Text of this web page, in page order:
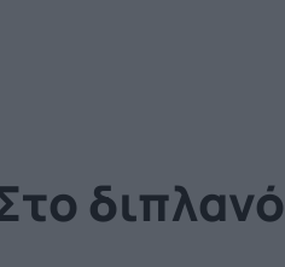
διπλανό